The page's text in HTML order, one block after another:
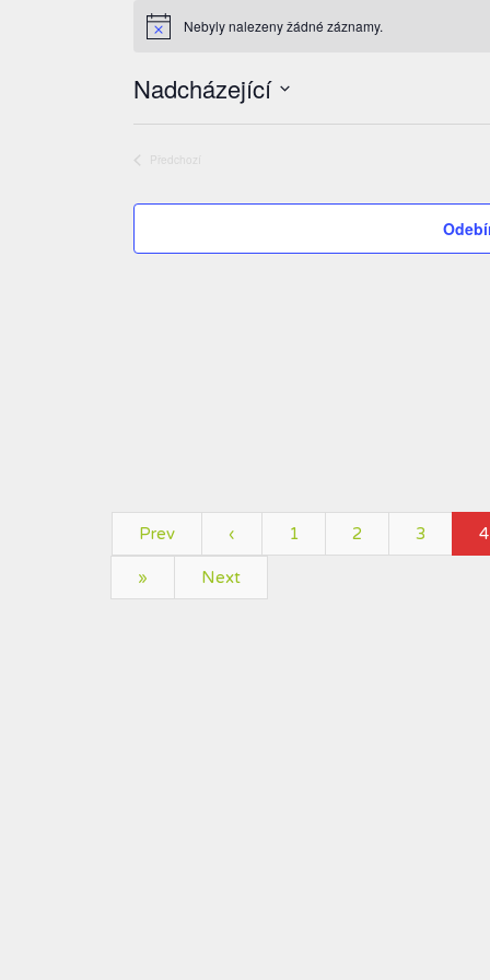
Notice Nebyly nalezeny žádné záznamy.
Nadcházející
Předchozí
Prev ‹ 1 2 3 4
» Next